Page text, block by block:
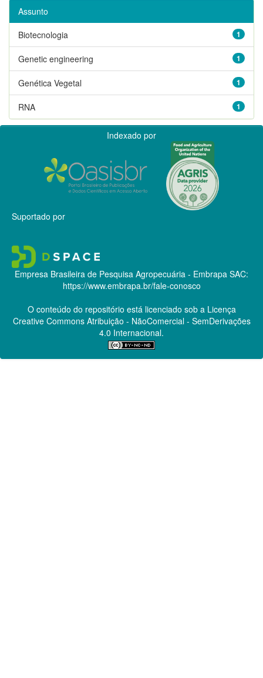
Assunto
1
Biotecnologia
1
Genetic engineering
1
Genética Vegetal
1
RNA
Indexado por
Suportado por
Empresa Brasileira de Pesquisa Agropecuária - Embrapa SAC:
https://www.embrapa.br/fale-conosco
O conteúdo do repositório está licenciado sob a Licença
Creative CommonsAtribuição - NãoComercial - SemDerivações
4.0 Internacional.